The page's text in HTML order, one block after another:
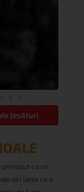
țesături
prevazut cu un
din latex cu o